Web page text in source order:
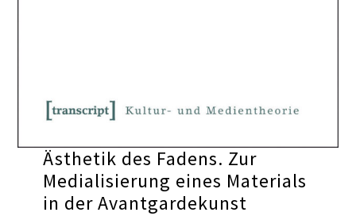
Ästhetik des Fadens. Zur
Medialisierung eines Materials
in der Avantgardekunst